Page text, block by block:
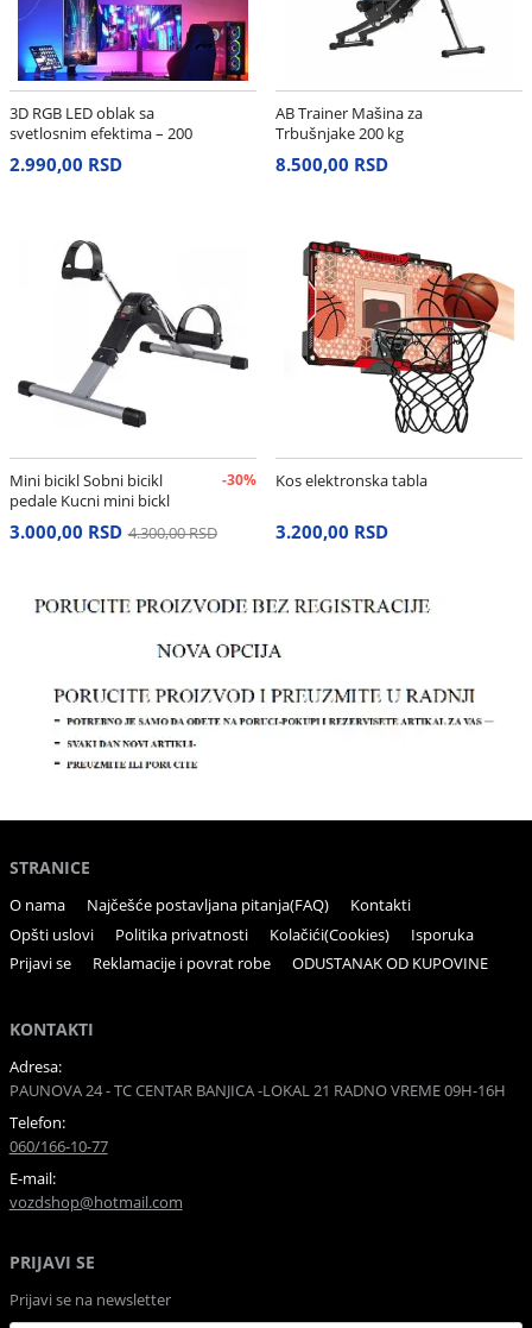
3D RGB LED oblak sa
svetlosnim efektima – 200
cm
2.990,00 RSD
AB Trainer Mašina za
Trbušnjake 200 kg
8.500,00 RSD
Mini bicikl Sobni bicikl
pedale Kucni mini bickl
-30%
3.000,00 RSD 4.300,00 RSD
Kos elektronska tabla
3.200,00 RSD
STRANICE
O nama Najčešće postavljana pitanja(FAQ)
Kontakti
Opšti uslovi
Politika privatnosti Kolačići(Cookies)
Isporuka
Prijavi se
Reklamacije i povrat robe ODUSTANAK OD KUPOVINE
KONTAKTI
Adresa:
PAUNOVA 24 - TC CENTAR BANJICA -LOKAL 21 RADNO VREME 09H-16H
Telefon:
060/166-10-77
E-mail:
vozdshop@hotmail.com
PRIJAVI SE
Prijavi se na newsletter